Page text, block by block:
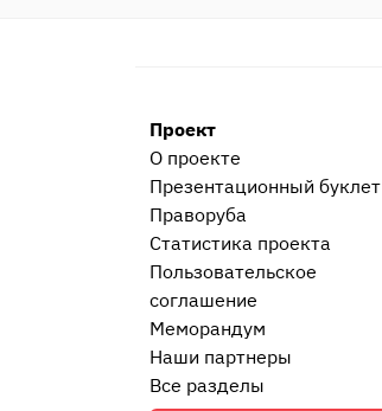
Проект
О проекте
Презентационный букл​ет
Праворуба
Статистика проекта
Пользовательское
соглашение
Меморандум
Наши партнеры
Все разделы